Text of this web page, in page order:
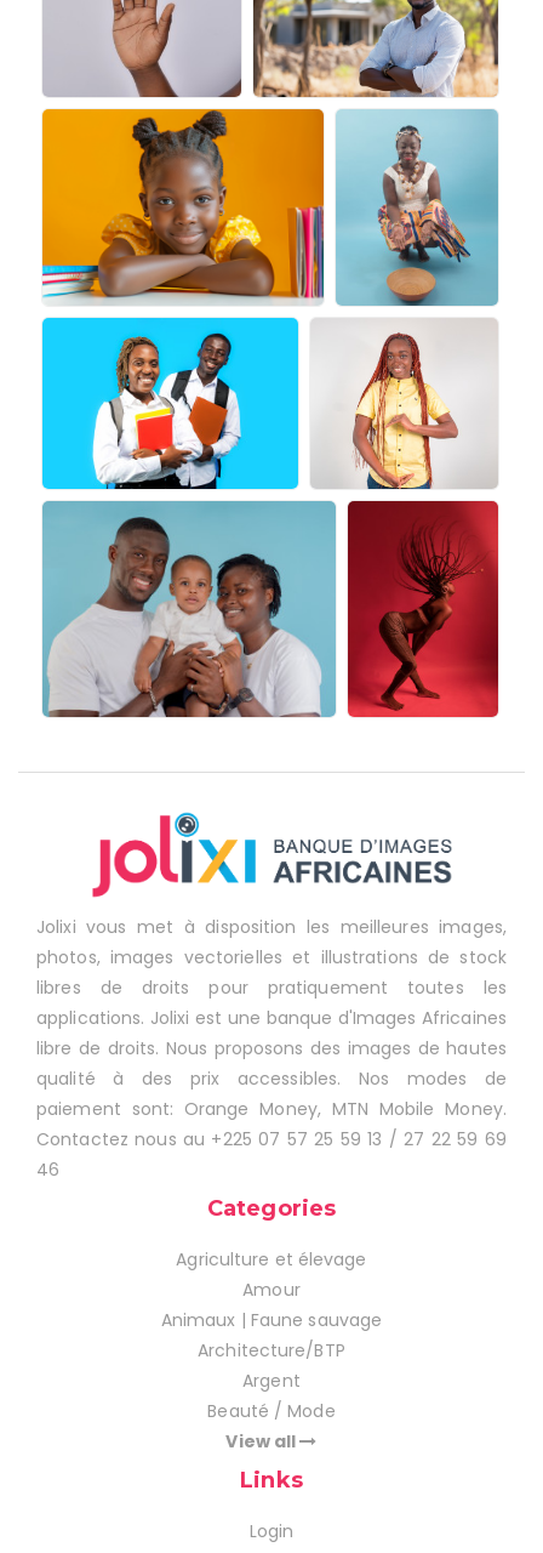
Jolixi vous met à disposition les meilleures images,
photos, images vectorielles et illustrations de stock
libres de droits pour pratiquement toutes les
applications. Jolixi est une banque d'Images Africaines
libre de droits. Nous proposons des images de hautes
qualité à des prix accessibles. Nos modes de
paiement sont: Orange Money, MTN Mobile Money.
Contactez nous au +225 07 57 25 59 13 / 27 22 59 69
46
Categories
Agriculture et élevage
Amour
Animaux | Faune sauvage
Architecture/BTP
Argent
Beauté / Mode
View all
Links
Login